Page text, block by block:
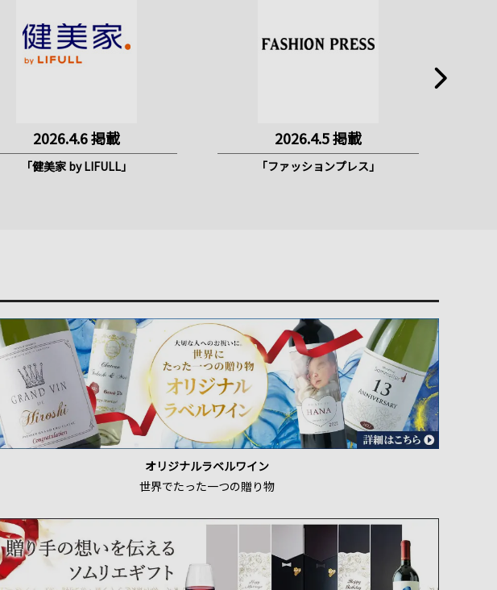
2026.4.6 掲載
「健美家 by LIFULL」
2026.4.5 掲載
「ファッションプレス」
オリジナルラベルワイン
世界でたった一つの贈り物